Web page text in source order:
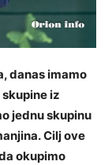
danas imamo
iz
jednu skupinu
Cilj ove
okupimo